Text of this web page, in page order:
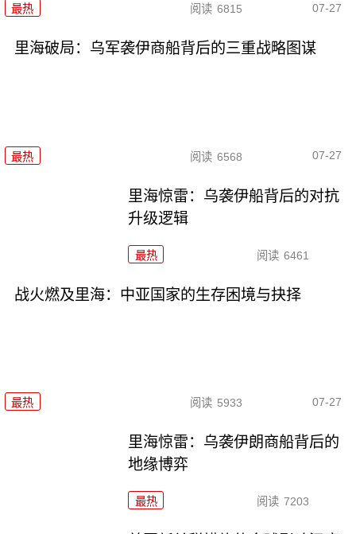
最热 阅读 6815 07-27
里海破局：乌军袭伊商船背后的三重战略图谋
最热 阅读 6568 07-27
里海惊雷：乌袭伊船背后的对抗
升级逻辑
最热 阅读 6461
战火燃及里海：中亚国家的生存困境与抉择
最热 阅读 5933 07-27
里海惊雷：乌袭伊朗商船背后的
地缘博弈
最热 阅读 7203